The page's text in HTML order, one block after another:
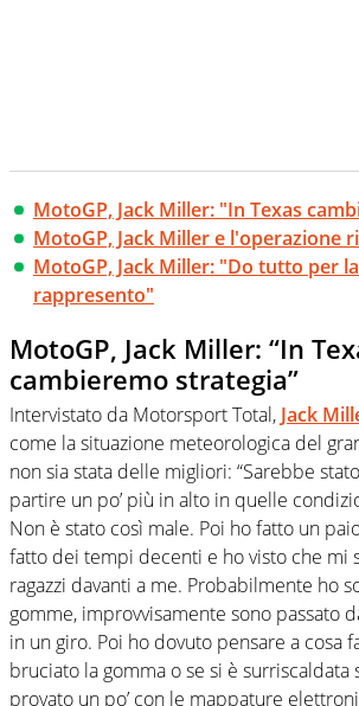
MotoGP, Jack Miller: "In Texas
MotoGP, Jack Miller e l'operazione
MotoGP, Jack Miller: "Do tutto per
rappresento"
MotoGP, Jack Miller: “In
cambieremo strategia”
Intervistato da Motorsport Total, Jack
come la situazione meteorologica del
non sia stata delle migliori: “Sarebbe
partire un po’ più in alto in quelle
Non è stato così male. Poi ho fatto un
fatto dei tempi decenti e ho visto che mi
ragazzi davanti a me. Probabilmente ho
gomme, improvvisamente sono passato
in un giro. Poi ho dovuto pensare a cosa
bruciato la gomma o se si è surriscaldata
provato un po’ con le mappature